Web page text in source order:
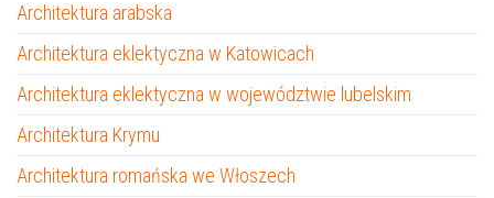
Architektura arabska
Architektura eklektyczna w Katowicach
Architektura eklektyczna w województwie lubelskim
Architektura Krymu
Architektura romańska we Włoszech